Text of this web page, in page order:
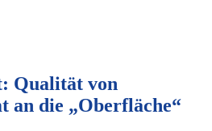
Qualität von
an die „Oberfläche“